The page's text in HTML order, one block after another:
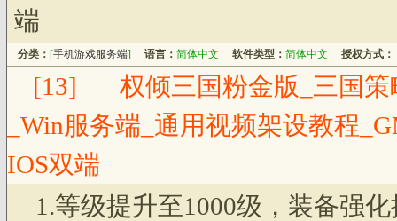
端
分类： [手机游戏服务端] 语言： 简体中文 软件类型： 简体中文 授权方式：
[13]
权倾三国粉金版_三国
_Win服务端_通用视频架设教程
IOS双端
1.等级提升至1000级，装备强